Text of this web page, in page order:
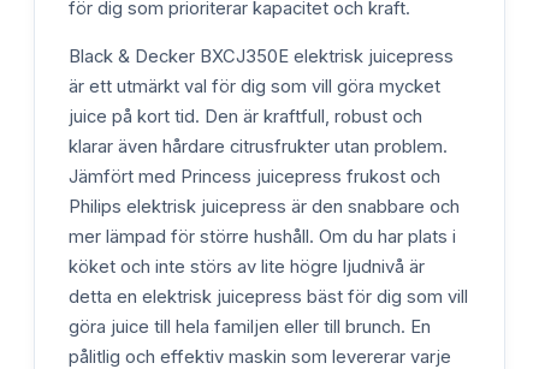
för dig som prioriterar kapacitet och kraft.
Black & Decker BXCJ350E elektrisk juicepress
är ett utmärkt val för dig som vill göra mycket
juice på kort tid. Den är kraftfull, robust och
klarar även hårdare citrusfrukter utan problem.
Jämfört med Princess juicepress frukost och
Philips elektrisk juicepress är den snabbare och
mer lämpad för större hushåll. Om du har plats i
köket och inte störs av lite högre ljudnivå är
detta en elektrisk juicepress bäst för dig som vill
göra juice till hela familjen eller till brunch. En
pålitlig och effektiv maskin som levererar varje